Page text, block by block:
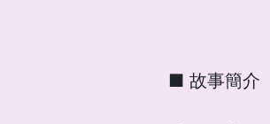
■ 故事簡介